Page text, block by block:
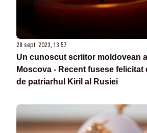
28 sept. 2023, 13:57
Un cunoscut scriitor moldovean
Moscova - Recent fusese felicitat
de patriarhul Kiril al Rusiei